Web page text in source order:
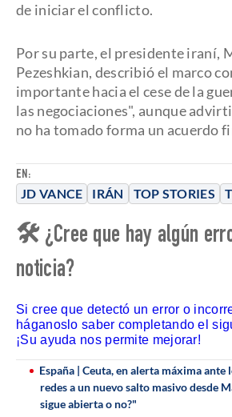
EN:
JD VANCE IRÁN TOP STORIES
de iniciar el conflicto.
Por su parte, el presidente iraní,
Pezeshkian, describió el marco
importante hacia el cese de la
las negociaciones", aunque
no ha tomado forma un acuerdo
🛠 ¿Cree que hay algún
noticia?
Si cree que detectó un error o
háganoslo saber completando el
¡Su ayuda nos permite mejorar!
España | Ceuta, en alerta máxima
redes a un nuevo salto masivo desde
sigue abierta o no?"